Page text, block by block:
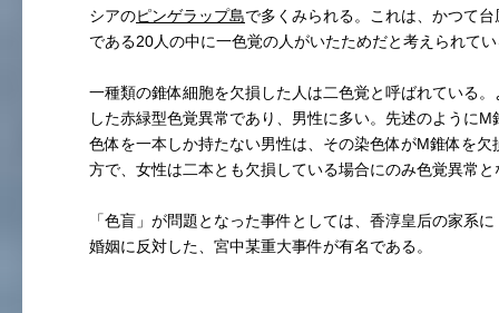
シアのピンゲラップ島で多くみられる。これは、かつて
である20人の中に一色覚の人がいたためだと考えられて
一種類の錐体細胞を欠損した人は二色覚と呼ばれている
した赤緑型色覚異常であり、男性に多い。先述のように
色体を一本しか持たない男性は、その染色体がM錐体を
方で、女性は二本とも欠損している場合にのみ色覚異常
「色盲」が問題となった事件としては、香淳皇后の家系
婚姻に反対した、宮中某重大事件が有名である。